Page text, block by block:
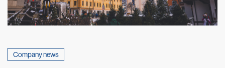
Company news